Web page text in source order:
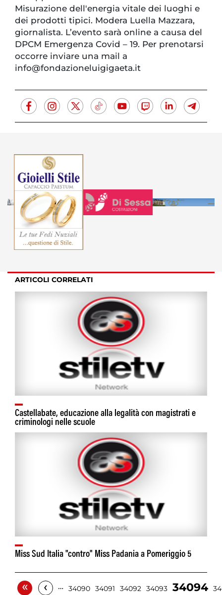
Misurazione dell'energia vitale dei luoghi e
dei prodotti tipici. Modera Luella Mazzara,
giornalista. L’evento sarà online a causa del
DPCM Emergenza Covid – 19. Per prenotarsi
occorre inviare una mail a
info@fondazioneluigigaeta.it
ARTICOLI CORRELATI
Castellabate, educazione alla legalità con magistrati e
criminologi nelle scuole
Miss Sud Italia "contro" Miss Padania a Pomeriggio 5
« ‹ … 34090 34091 34092 34093 34094